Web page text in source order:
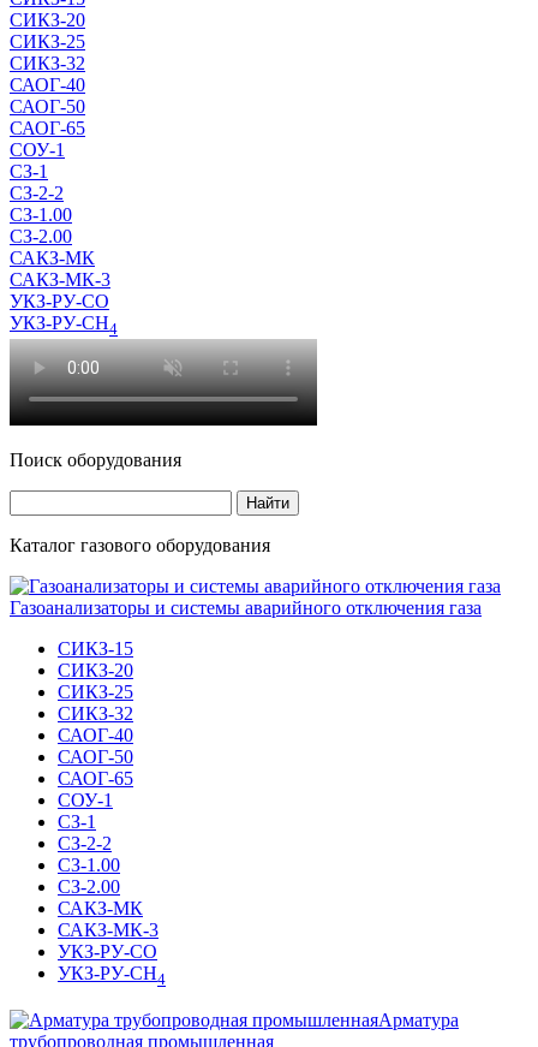
СИКЗ-20
СИКЗ-25
СИКЗ-32
САОГ-40
САОГ-50
САОГ-65
СОУ-1
СЗ-1
СЗ-2-2
СЗ-1.00
СЗ-2.00
САКЗ-МК
САКЗ-МК-3
УКЗ-РУ-СО
УКЗ-РУ-СН4
Поиск оборудования
Каталог газового оборудования
Газоанализаторы и системы аварийного отключения газа
СИКЗ-15
СИКЗ-20
СИКЗ-25
СИКЗ-32
САОГ-40
САОГ-50
САОГ-65
СОУ-1
СЗ-1
СЗ-2-2
СЗ-1.00
СЗ-2.00
САКЗ-МК
САКЗ-МК-3
УКЗ-РУ-СО
УКЗ-РУ-СН4
Арматура
трубопроводная промышленная